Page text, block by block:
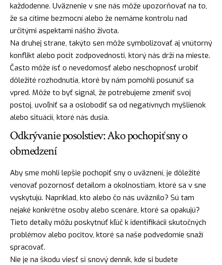
každodenne. Uväznenie v sne nás môže upozorňovať na to,
že sa cítime bezmocní alebo že nemáme kontrolu nad
určitými aspektami nášho života.
Na druhej strane, takýto sen môže symbolizovať aj vnútorný
konflikt alebo pocit zodpovednosti, ktorý nás drží na mieste.
Často môže ísť o nevedomosť alebo neschopnosť urobiť
dôležité rozhodnutia, ktoré by nám pomohli posunúť sa
vpred. Môže to byť signál, že potrebujeme zmeniť svoj
postoj, uvoľniť sa a oslobodiť sa od negatívnych myšlienok
alebo situácií, ktoré nás dusia.
Odkrývanie posolstiev: Ako pochopiť sny o
obmedzení
Aby sme mohli lepšie pochopiť sny o uväznení, je dôležité
venovať pozornosť detailom a okolnostiam, ktoré sa v sne
vyskytujú. Napríklad, kto alebo čo nás uväznilo? Sú tam
nejaké konkrétne osoby alebo scenáre, ktoré sa opakujú?
Tieto detaily môžu poskytnúť kľúč k identifikácii skutočných
problémov alebo pocitov, ktoré sa naše podvedomie snaží
spracovať.
Nie je na škodu viesť si snový denník, kde si budete